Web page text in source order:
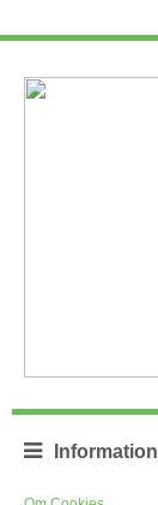
Information